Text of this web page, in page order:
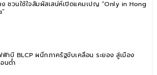
ชวนใช้ใจสัมผัสเสน่ห์เปิดแคมเปญ “Only in Hong
ฟ้าบี BLCP ผนึกภาครัฐขับเคลื่อน ระยอง สู่เมือง
นต่ำ